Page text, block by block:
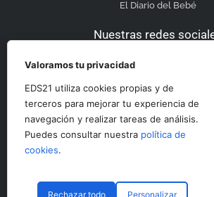
El Diario del Bebé
Nuestras redes
Otras secciones
Contacto
Valoramos tu privacidad
EDS21 utiliza cookies propias y de
terceros para mejorar tu experiencia de
navegación y realizar tareas de análisis.
Puedes consultar nuestra política de
cookies.
Rechazar todo Personalizar